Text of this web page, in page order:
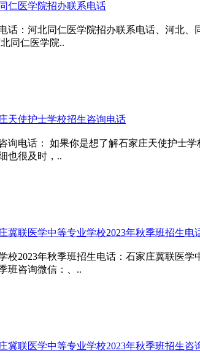
仁医学院招办联系电话
话：河北同仁医学院招办联系电话、河北
同仁医学院..
天使护士学校招生咨询电话
询电话： 如果你是想了解石家庄天使护士
也很及时，..
冀联医学中等专业学校2023年秋季班招生电
校2023年秋季班招生电话：石家庄冀联医
班咨询微信：、..
冀联医学中等专业学校2023年秋季班招生咨